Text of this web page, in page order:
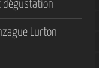
dégustation
Lurton